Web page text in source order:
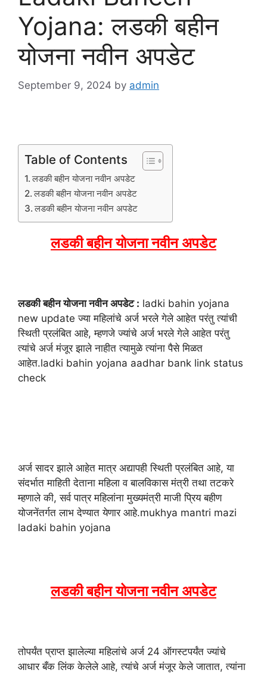
Yojana: लडकी बहीन
योजना नवीन अपडेट
September 9, 2024 by admin
Table of Contents
लडकी बहीन योजना नवीन अपडेट
लडकी बहीन योजना नवीन अपडेट
लडकी बहीन योजना नवीन अपडेट
लडकी बहीन योजना नवीन अपडेट
लडकी बहीन योजना नवीन अपडेट : ladki bahin yojana
new update ज्या महिलांचे अर्ज भरले गेले आहेत परंतु त्यांची
स्थिती प्रलंबित आहे, म्हणजे ज्यांचे अर्ज भरले गेले आहेत परंतु
त्यांचे अर्ज मंजूर झाले नाहीत त्यामुळे त्यांना पैसे मिळत
आहेत.ladki bahin yojana aadhar bank link status
check
अर्ज सादर झाले आहेत मात्र अद्यापही स्थिती प्रलंबित आहे, या
संदर्भात माहिती देताना महिला व बालविकास मंत्री तथा तटकरे
म्हणाले की, सर्व पात्र महिलांना मुख्यमंत्री माजी प्रिय बहीण
योजनेंतर्गत लाभ देण्यात येणार आहे.mukhya mantri mazi
ladaki bahin yojana
लडकी बहीन योजना नवीन अपडेट
तोपर्यंत प्राप्त झालेल्या महिलांचे अर्ज 24 ऑगस्टपर्यंत ज्यांचे
आधार बँक लिंक केलेले आहे, त्यांचे अर्ज मंजूर केले जातात, त्यांना